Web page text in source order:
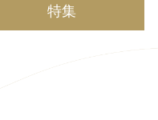
特集